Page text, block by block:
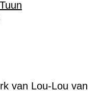
van Lou-Lou van